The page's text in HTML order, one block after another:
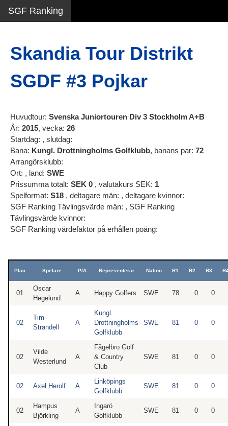
SGF Ranking
Skandia Tour Distrikt
SGDF #3 Pojkar
Huvudtour: Svenska Juniortouren Div 3 Stockholm A+B
År: 2015, vecka: 26
Startdag: , slutdag:
Bana: Kungl. Drottningholms Golfklubb, banans par: 72
Arrangörsklubb:
Ort: , land: SWE
Prissumma totalt: SEK 0 , valutakurs SEK: 1
Spelformat: S18 , deltagare män: , deltagare kvinnor:
SGF Ranking Tävlingsvärde män: , SGF Ranking
Tävlingsvärde kvinnor:
SGF Ranking värdefaktor på erhållen poäng:
Plac Spelare P/A Representerar Nation R1 R2 R3
01
Oscar
Hegelund
A Happy Golfers SWE 78 0 0
02
Tim
Strandell
A
Kungl.
Drottningholms
Golfklubb
SWE 81 0 0
02
Vilde
Westerlund
A
Fågelbro Golf
& Country
Club
SWE 81 0 0
02 Axel Herolf A
Linköpings
Golfklubb
SWE 81 0 0
02
Hampus
Björkling
A
Ingarö
Golfklubb
SWE 81 0 0